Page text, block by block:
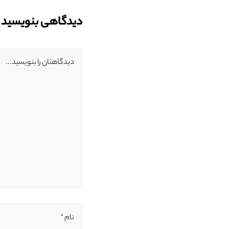
دیدگاهی بنویسید
دیدگاهتان را بنویسید...
نام *